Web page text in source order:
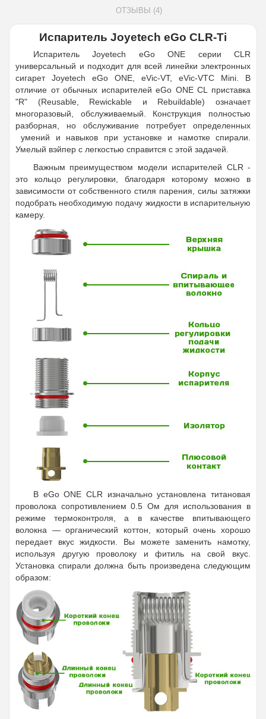
ОТЗЫВЫ (4)
Испаритель Joyetech eGo CLR-Ti
Испаритель Joyetech eGo ONE серии CLR
универсальный и подходит для всей линейки электронных
сигарет Joyetech eGo ONE, eVic-VT, eVic-VTC Mini. В
отличие от обычных испарителей eGo ONE CL приставка
"R" (Reusable, Rewickable и Rebuildable) означает
многоразовый, обслуживаемый. Конструкция полностью
разборная, но обслуживание потребует определенных
умений и навыков при установке и намотке спирали.
Умелый вэйпер с легкостью справится с этой задачей.
Важным преимуществом модели испарителей CLR -
это кольцо регулировки, благодаря которому можно в
зависимости от собственного стиля парения, силы затяжки
подобрать необходимую подачу жидкости в испарительную
камеру.
В eGo ONE CLR изначально установлена титановая
проволока сопротивлением 0.5 Ом для использования в
режиме термоконтроля, а в качестве впитывающего
волокна — органический коттон, который очень хорошо
передает вкус жидкости. Вы можете заменить намотку,
используя другую проволоку и фитиль на свой вкус.
Установка спирали должна быть произведена следующим
образом: